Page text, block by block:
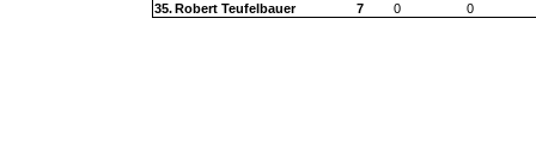
35.Robert Teufelbauer 7 0 0